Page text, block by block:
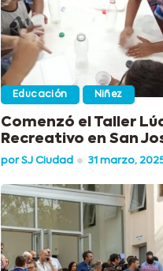
Educación Niñez
Comenzó el Taller
Recreativo en San
porSJ Ciudad 31 marzo,